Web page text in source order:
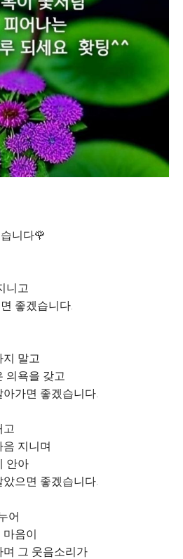
니다🌹
니고
좋겠습니다.
지 말고
의욕을 갖고
가면 좋겠습니다.
고
지니며
안아
으면 좋겠습니다.
어
음이
그 웃음소리가